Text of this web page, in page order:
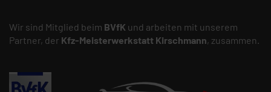
Wir sind Mitglied beim BVfK und arbeiten mit unserem
Partner, der Kfz-Meisterwerkstatt Kirschmann, zusammen.